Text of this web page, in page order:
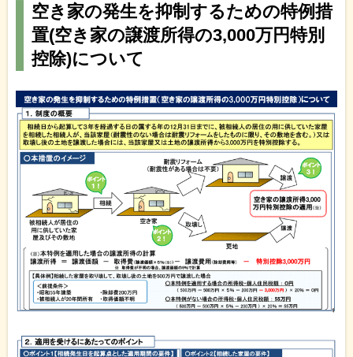
空き家の発生を抑制するための特例措
置(空き家の譲渡所得の3,000万円特別
控除)について